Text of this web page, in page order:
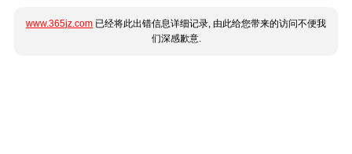
www.365jz.com 已经将此出错信息详细记录, 由此给您带来的访问不便我
们深感歉意.